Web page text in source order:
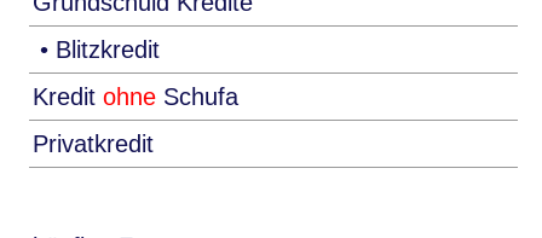
• Blitzkredit
Kreditohne Schufa
Privatkredit